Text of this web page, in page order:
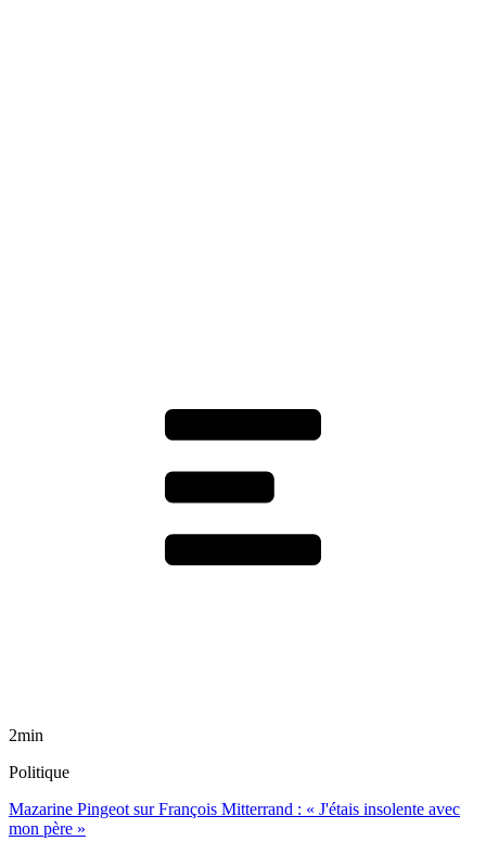
2min
Politique
Mazarine Pingeot sur François Mitterrand : « J'étais insolente avec
mon père »